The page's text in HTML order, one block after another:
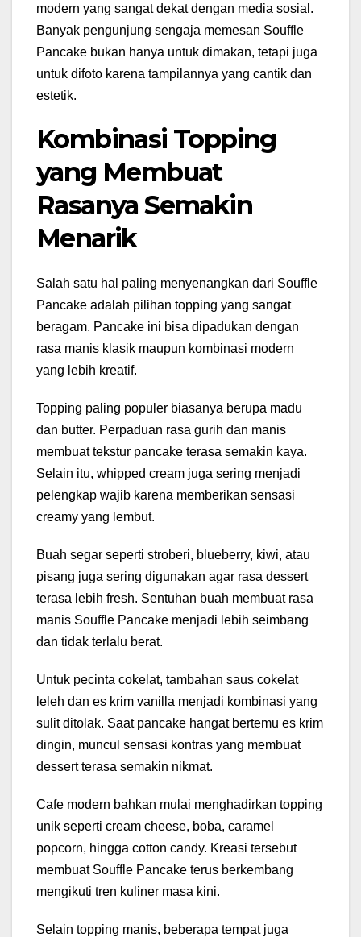
modern yang sangat dekat dengan media sosial.
Banyak pengunjung sengaja memesan Souffle
Pancake bukan hanya untuk dimakan, tetapi juga
untuk difoto karena tampilannya yang cantik dan
estetik.
Kombinasi Topping
yang Membuat
Rasanya Semakin
Menarik
Salah satu hal paling menyenangkan dari Souffle
Pancake adalah pilihan topping yang sangat
beragam. Pancake ini bisa dipadukan dengan
rasa manis klasik maupun kombinasi modern
yang lebih kreatif.
Topping paling populer biasanya berupa madu
dan butter. Perpaduan rasa gurih dan manis
membuat tekstur pancake terasa semakin kaya.
Selain itu, whipped cream juga sering menjadi
pelengkap wajib karena memberikan sensasi
creamy yang lembut.
Buah segar seperti stroberi, blueberry, kiwi, atau
pisang juga sering digunakan agar rasa dessert
terasa lebih fresh. Sentuhan buah membuat rasa
manis Souffle Pancake menjadi lebih seimbang
dan tidak terlalu berat.
Untuk pecinta cokelat, tambahan saus cokelat
leleh dan es krim vanilla menjadi kombinasi yang
sulit ditolak. Saat pancake hangat bertemu es krim
dingin, muncul sensasi kontras yang membuat
dessert terasa semakin nikmat.
Cafe modern bahkan mulai menghadirkan topping
unik seperti cream cheese, boba, caramel
popcorn, hingga cotton candy. Kreasi tersebut
membuat Souffle Pancake terus berkembang
mengikuti tren kuliner masa kini.
Selain topping manis, beberapa tempat juga